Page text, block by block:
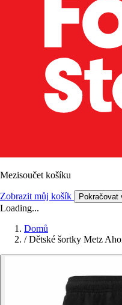
Mezisoučet košíku
Zobrazit můj košík Pokračovat
Loading...
Domů
/ Dětské šortky Metz